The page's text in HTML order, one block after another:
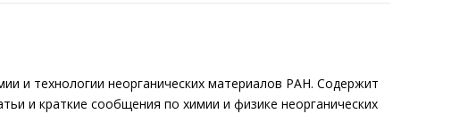
и технологии неорганических материалов РАН. Содержит
и краткие сообщения по химии и физике неорганических